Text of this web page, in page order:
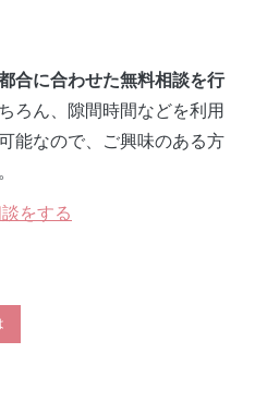
合に合わせた無料相談を行
ろん、隙間時間などを利用
能なので、ご興味のある方
をする